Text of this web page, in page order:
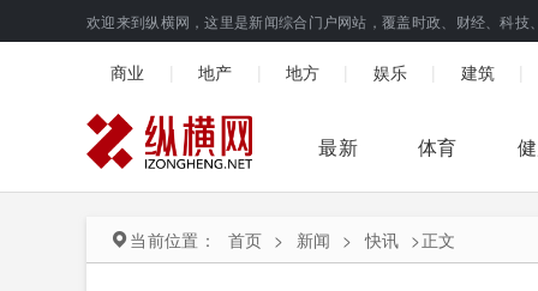
欢迎来到纵横网，这里是新闻综合门户网站，覆盖时政、财经、科
商业 地产 地方 娱乐 建筑
最新 体育
当前位置： 首页 > 新闻 > 快讯 >正文